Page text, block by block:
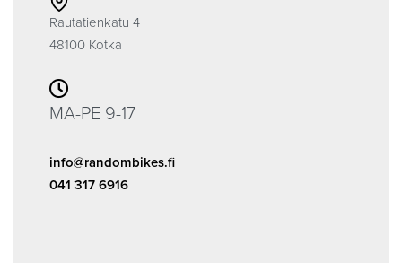
Rautatienkatu 4
48100 Kotka
MA-PE 9-17
info@randombikes.fi
041 317 6916